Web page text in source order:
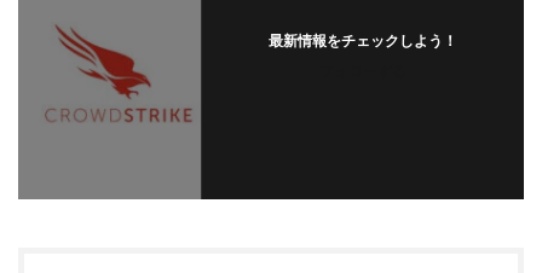
最新情報をチェックしよう！